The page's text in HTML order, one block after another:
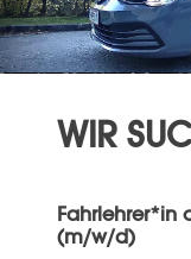
WIR
Fahrlehrer*in
(m/w/d)